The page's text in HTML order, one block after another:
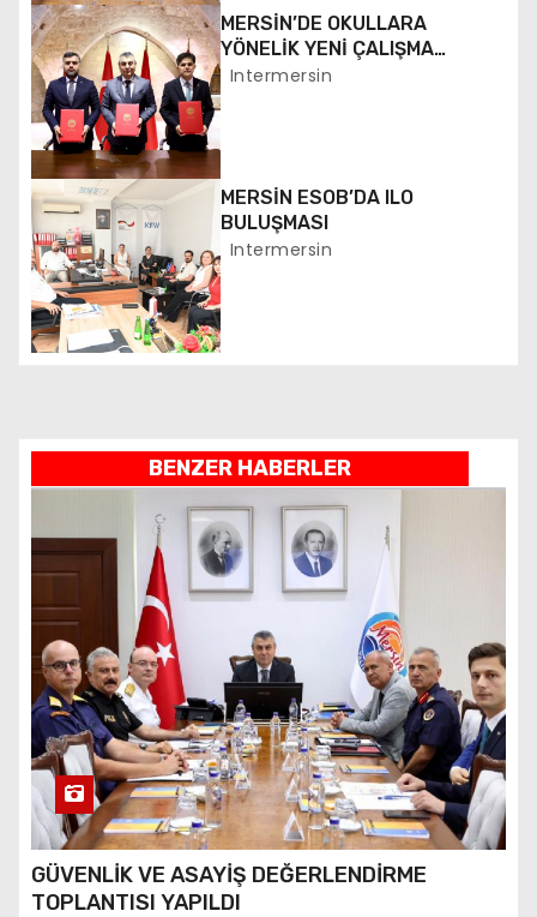
i
n
m
e
s
i
MERSİN’DE OKULLARA
YÖNELİK YENİ ÇALIŞMA
BAŞLATILDI
Intermersin
MERSİN ESOB’DA ILO
BULUŞMASI
Intermersin
BENZER HABERLER
GÜVENLİK VE ASAYİŞ DEĞERLENDİRME
TOPLANTISI YAPILDI